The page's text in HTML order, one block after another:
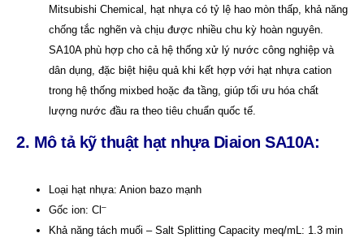
Mitsubishi Chemical, hạt nhựa có tỷ lệ hao mòn thấp, khả năng
chống tắc nghẽn và chịu được nhiều chu kỳ hoàn nguyên.
SA10A phù hợp cho cả hệ thống xử lý nước công nghiệp và
dân dụng, đặc biệt hiệu quả khi kết hợp với hạt nhựa cation
trong hệ thống mixbed hoặc đa tầng, giúp tối ưu hóa chất
lượng nước đầu ra theo tiêu chuẩn quốc tế.
2. Mô tả kỹ thuật hạt nhựa Diaion SA10A:
Loại hạt nhựa: Anion bazo mạnh
Gốc ion: Cl–
Khả năng tách muối – Salt Splitting Capacity meq/mL: 1.3 min